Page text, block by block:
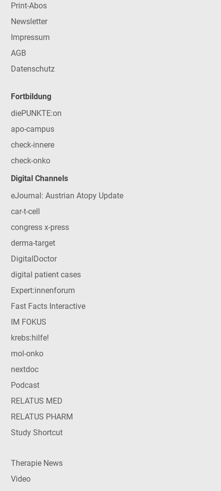
Print-Abos
Newsletter
Impressum
AGB
Datenschutz
Fortbildung
diePUNKTE:on
apo-campus
check-innere
check-onko
Digital Channels
eJournal: Austrian Atopy Update
car-t-cell
congress x-press
derma-target
DigitalDoctor
digital patient cases
Expert:innenforum
Fast Facts Interactive
IM FOKUS
krebs:hilfe!
mol-onko
nextdoc
Podcast
RELATUS MED
RELATUS PHARM
Study Shortcut
Therapie News
Video